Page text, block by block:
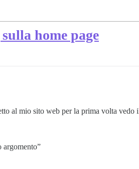
home page
al mio sito web per la prima volta vedo
argomento”